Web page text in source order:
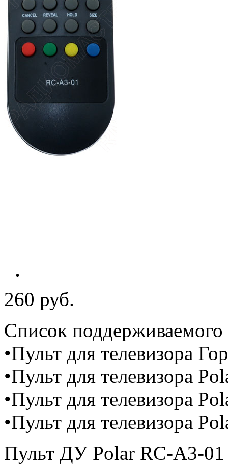
260 руб.
Список поддерживаемого
•Пульт для телевизора
•Пульт для телевизора
•Пульт для телевизора
•Пульт для телевизора
Пульт ДУ Polar RC-A3-01